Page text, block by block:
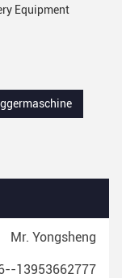
Equipment
Mr. Yongsheng
13953662777